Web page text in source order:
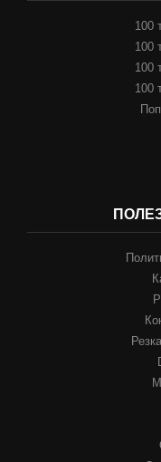
100
100
100
100